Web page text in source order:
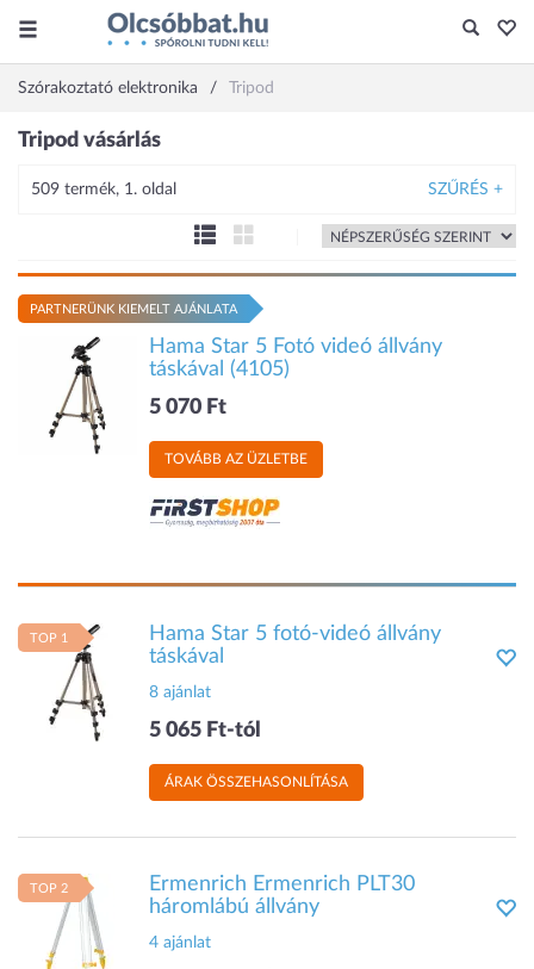
Szórakoztató elektronika Tripod
Tripod vásárlás
509 termék, 1. oldal SZŰRÉS +
PARTNERÜNK KIEMELT AJÁNLATA
Hama Star 5 Fotó videó állvány
táskával (4105)
5 070 Ft
TOVÁBB AZ ÜZLETBE
TOP 1
Hama Star 5 fotó-videó állvány
táskával
8 ajánlat
5 065 Ft-tól
ÁRAK ÖSSZEHASONLÍTÁSA
TOP 2
Ermenrich Ermenrich PLT30
háromlábú állvány
4 ajánlat